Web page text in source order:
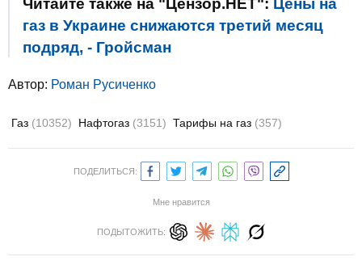
Читайте также на "Цензор.НЕТ": Цены на
газ в Украине снижаются третий месяц
подряд, - Гройсман
Автор: Роман Русиченко
Газ (10352) Нафтогаз (3151) Тарифы на газ (357)
ПОДЕЛИТЬСЯ:
Мне нравится
ПОДЫТОЖИТЬ: